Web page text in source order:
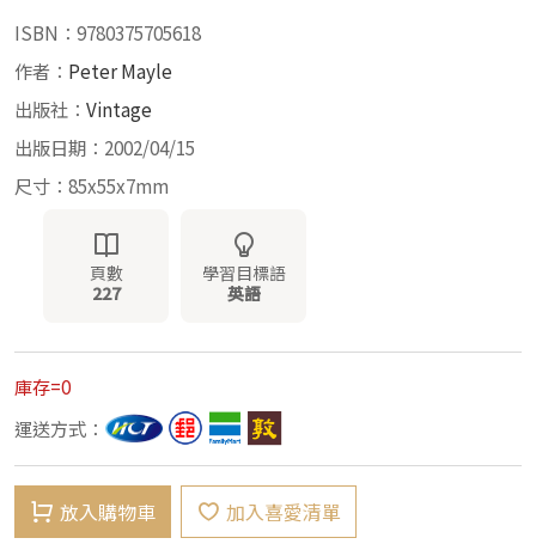
ISBN：9780375705618
作者： Peter Mayle
出版社： Vintage
出版日期：2002/04/15
尺寸：85x55x7mm
頁數
227
學習目標語
英語
庫存=0
運送方式：
放入購物車 加入喜愛清單